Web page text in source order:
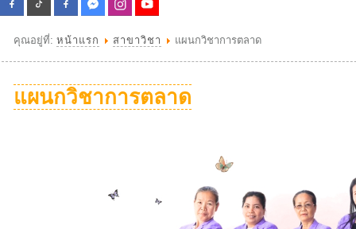
คุณอยู่ที่: หน้าแรก สาขาวิชา แผนกวิชาการตลาด
แผนกวิชาการตลาด